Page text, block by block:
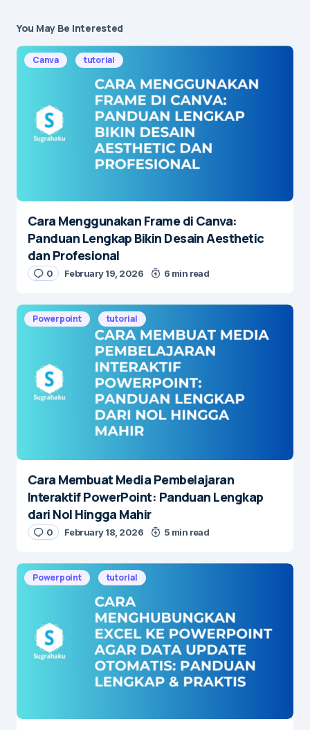
You May Be Interested
Canva tutorial
Cara Menggunakan Frame di Canva:
Panduan Lengkap Bikin Desain Aesthetic
dan Profesional
0 February 19, 2026 6 min read
Powerpoint tutorial
Cara Membuat Media Pembelajaran
Interaktif PowerPoint: Panduan Lengkap
dari Nol Hingga Mahir
0 February 18, 2026 5 min read
Powerpoint tutorial